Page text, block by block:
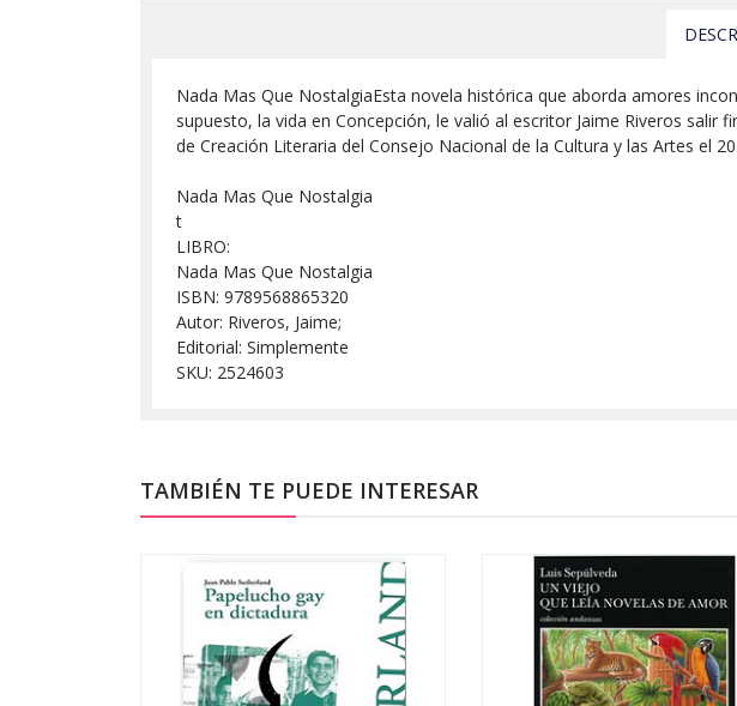
Nada Mas Que NostalgiaEsta novela histórica que aborda amores
supuesto, la vida en Concepción, le valió al escritor Jaime Riveros
de Creación Literaria del Consejo Nacional de la Cultura y las Artes el
Nada Mas Que Nostalgia
t
LIBRO:
Nada Mas Que Nostalgia
ISBN: 9789568865320
Autor: Riveros, Jaime;
Editorial: Simplemente
SKU: 2524603
TAMBIÉN TE PUEDE INTERESAR